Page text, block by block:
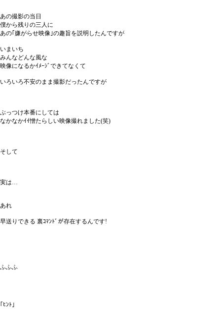
あの撮影の当日
僕から残りの三人に
あの｢嫌がらせ映像｣の趣旨を説明したんですが
いまいち
みんなどんな風な
映像になるかｲﾒｰｼﾞできてなくて
いろいろ不安のまま撮影だったんですが
ぶっつけ本番にしては
なかなかｲｲ憎たらしい映像撮れました(笑)
そして
実は…
あれ
早送りできる 裏ｺﾏﾝﾄﾞが存在するんです!
ふふふ
｢ﾋﾝﾄ｣